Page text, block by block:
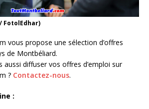
FotolEdhar)
vous propose une sélection d’offres
de Montbéliard.
aussi diffuser vos offres d’emploi sur
? Contactez-nous.
: